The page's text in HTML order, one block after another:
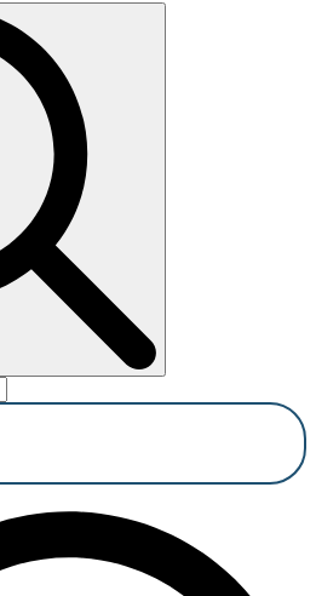
Search